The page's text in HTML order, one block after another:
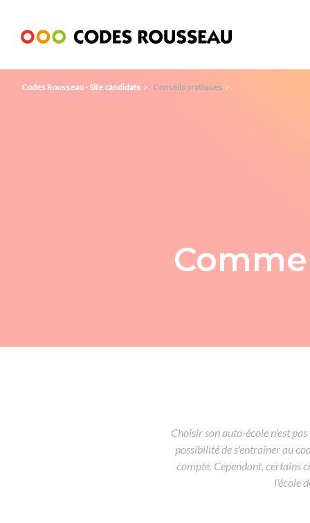
Codes Rousseau - Site candidats Conseils pratiques
Choisir son auto-école n'est
possibilité de s'entraîner au
compte. Cependant, certains
l'école